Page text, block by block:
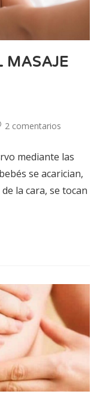
MASAJE
2 comentarios
mediante las
se acarician,
la cara, se tocan